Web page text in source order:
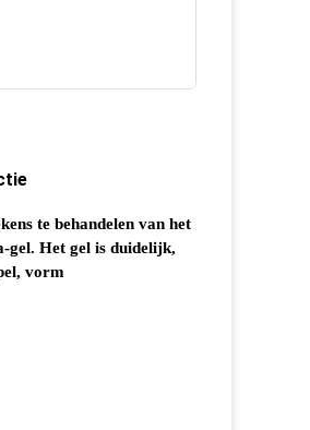
te behandelen van het
gel. Het gel is duidelijk,
vorm